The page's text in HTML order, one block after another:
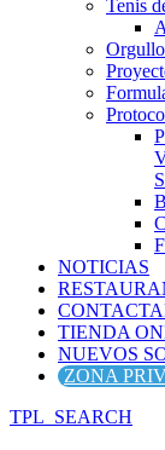
Tenis
NOTICIAS
TIENDA
NUEVOS
ZONA
TPL_SEARCH